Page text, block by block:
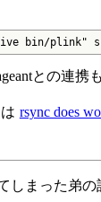
bin/plink"
との連携
rsync does
しまった弟